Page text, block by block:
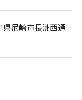
尼崎市長洲西通